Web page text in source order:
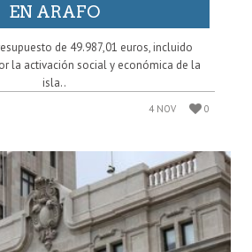
EN ARAFO
de 49.987,01 euros, incluido
la activación social y económica de la
isla..
4 NOV 0